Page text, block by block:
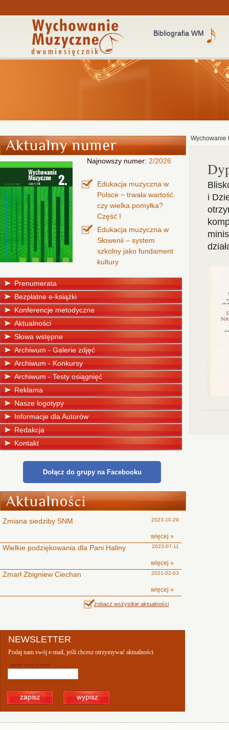
Bibliografia WM
Najnowszy numer: 2/2026
Edukacja muzyczna w
Polsce − trwała wartość
czy wielka pomyłka?
Część I
Edukacja muzyczna w
Słowenii – system
szkolny jako fundament
kultury
Prenumerata
Bezpłatne e-książki
Konferencje metodyczne
Aktualności
Słowa wstępne
Archiwum - Galerie zdjęć
Archiwum - Konkursy
Archiwum - Testy osiągnięć
Reklama
Nasze logotypy
Informacje dla Autorów
Redakcja
Kontakt
Dołącz do grupy na Facebooku
Zmiana siedziby SNM 2023-10-29
więcej »
Wielkie podziękowania dla Pani Haliny 2023-07-11
więcej »
Zmarł Zbigniew Ciechan 2021-02-03
więcej »
zobacz wszystkie aktualności
NEWSLETTER
Podaj nam swój e-mail, jeśli chcesz otrzymywać aktualności
wpisz swój e-mail:
Wychowanie
i